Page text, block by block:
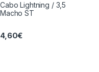
Cabo Lightning / 3,5
Macho ST
4,60€